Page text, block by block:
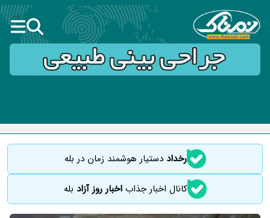
رخداددستیار هوشمند زمان در بله
کانال اخبار جذاباخبار روز آزاد بله